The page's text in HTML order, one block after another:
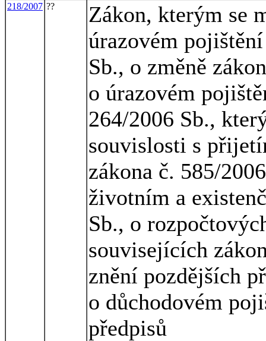
218/2007 ??
Zákon, kterým se
úrazovém
Sb., o změně
o úrazovém
264/2006 Sb.,
souvislosti s
zákona č. 585/
životním a
Sb., o
souvisejících
znění pozdějších
o důchodovém
předpisů